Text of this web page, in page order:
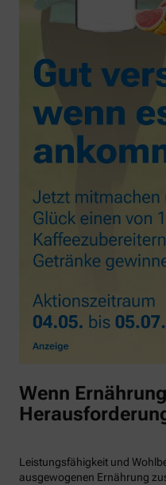
Wenn
Leistungsfähigkeit und
ausgewogenen Ernährung